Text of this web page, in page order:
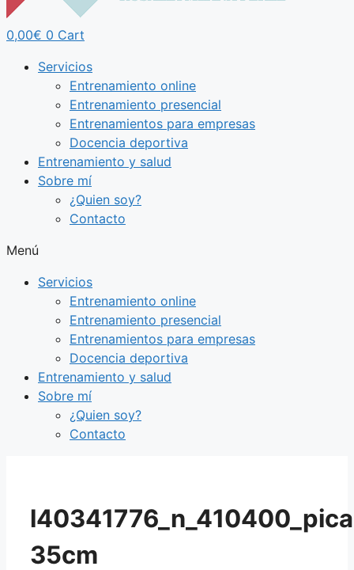
0,00€ 0 Cart
Servicios
Entrenamiento online
Entrenamiento presencial
Entrenamientos para empresas
Docencia deportiva
Entrenamiento y salud
Sobre mí
¿Quien soy?
Contacto
Menú
Servicios
Entrenamiento online
Entrenamiento presencial
Entrenamientos para empresas
Docencia deportiva
Entrenamiento y salud
Sobre mí
¿Quien soy?
Contacto
35cm